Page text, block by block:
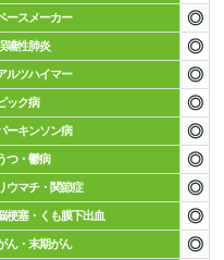
ースメーカー ◎
嚥性肺炎 ◎
ルツハイマー ◎
ック病 ◎
ーキンソン病 ◎
つ・鬱病 ◎
ウマチ・関節症 ◎
梗塞・くも膜下出血 ◎
ん・末期がん ◎